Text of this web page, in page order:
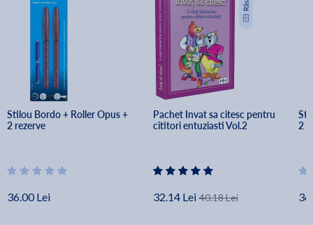
Stilou Bordo + Roller Opus +
2 rezerve
36.00 Lei
Pachet Invat sa citesc pentru
cititori entuziasti Vol.2
32.14 Lei 40.18 Lei
2